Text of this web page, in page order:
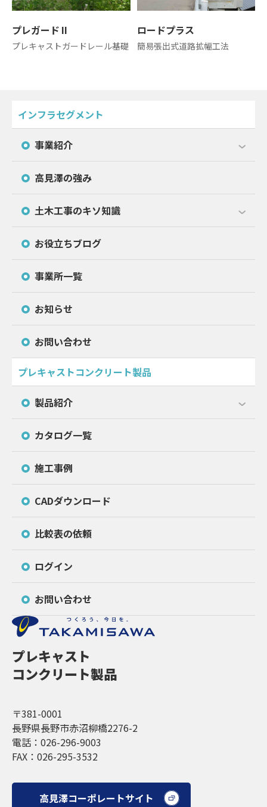
プレガードⅡ
プレキャストガードレール基礎
ロードプラス
簡易張出式道路拡幅工法
プレキャスト
コンクリート製品
〒381-0001
長野県長野市赤沼柳橋2276-2
電話：026-296-9003
FAX：026-295-3532
高見澤コーポレートサイト
インフラセグメント
事業紹介
高見澤の強み
土木工事のキソ知識
お役立ちブログ
事業所一覧
お知らせ
お問い合わせ
プレキャストコンクリート製品
製品紹介
カタログ一覧
施工事例
CADダウンロード
比較表の依頼
ログイン
お問い合わせ